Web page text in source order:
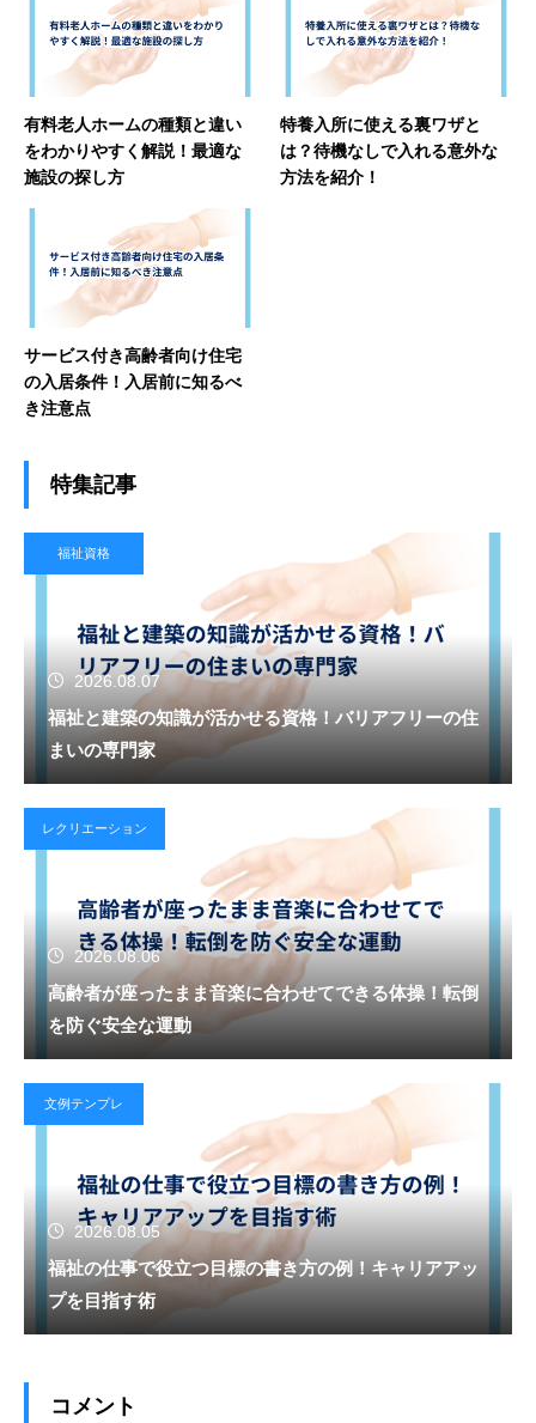
有料老人ホームの種類と違い
をわかりやすく解説！最適な
施設の探し方
特養入所に使える裏ワザと
は？待機なしで入れる意外な
方法を紹介！
サービス付き高齢者向け住宅
の入居条件！入居前に知るべ
き注意点
特集記事
福祉資格
2026.08.07
福祉と建築の知識が活かせる資格！バリアフリーの住
まいの専門家
レクリエーション
2026.08.06
高齢者が座ったまま音楽に合わせてできる体操！転倒
を防ぐ安全な運動
文例テンプレ
2026.08.05
福祉の仕事で役立つ目標の書き方の例！キャリアアッ
プを目指す術
コメント